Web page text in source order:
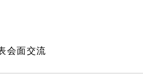
会面交流